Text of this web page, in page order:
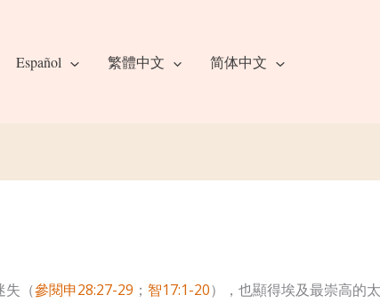
Español 繁體中文 简体中文
失（參閱申28:27-29 ； 智17:1-20），也顯得埃及最崇高的